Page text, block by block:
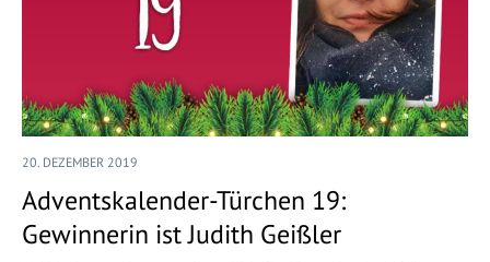
20. DEZEMBER 2019
Adventskalender-Türchen 19:
Gewinnerin ist Judith Geißler